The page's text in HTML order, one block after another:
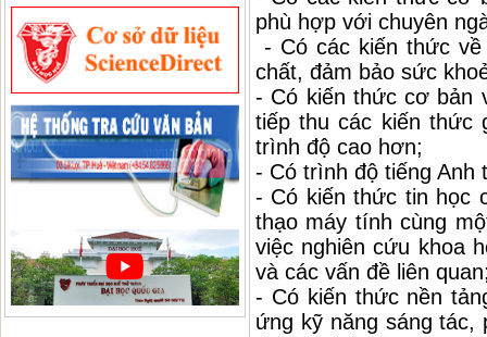
phù hợp với chuyên
- Có các kiến thức
chất, đảm bảo sức
- Có kiến thức cơ bản
tiếp thu các kiến thức
trình độ cao hơn;
- Có trình độ tiếng
- Có kiến thức tin học
thạo máy tính cùng
việc nghiên cứu khoa
và các vấn đề liên
- Có kiến thức nền
ứng kỹ năng sáng tác,